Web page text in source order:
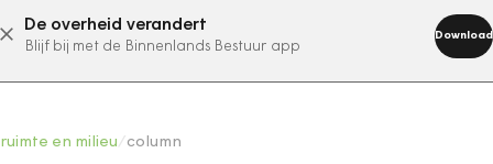
De overheid verandert
Blijf bij met de Binnenlands Bestuur app
Download
abonneer nu
ruimte en milieu column